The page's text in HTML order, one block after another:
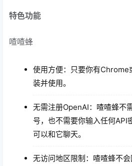
特色功能
喳喳蜂
使用方便：只要你有Chrome
装并使用。
无需注册OpenAI：喳喳蜂不
号，也不需要你输入任何API
可以和它聊天。
无访问地区限制：喳喳蜂不